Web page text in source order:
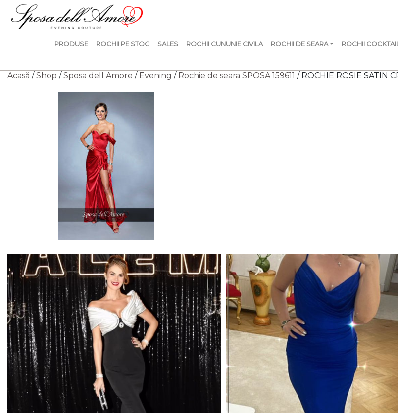
PRODUSE ROCHII PE STOC SALES ROCHII CUNUNIE CIVILA ROCHII DE SEARA ROCHII
Acasă /Shop /Sposa dell Amore / Evening / Rochie de seara SPOSA 159611 / ROCHIE ROSIE SATIN